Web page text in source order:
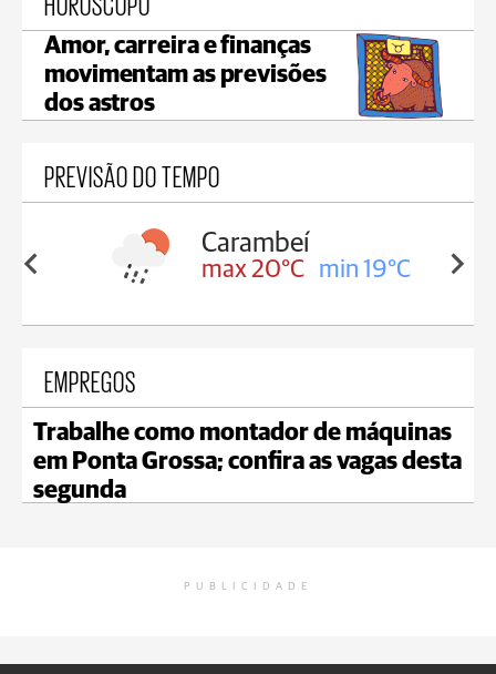
Amor, carreira e finanças
movimentam as previsões
dos astros
PREVISÃO DO TEMPO
19°C
Jaguariaíva
max 18°C min 18°C
EMPREGOS
Trabalhe como montador de máquinas
em Ponta Grossa; confira as vagas desta
segunda
PUBLICIDADE